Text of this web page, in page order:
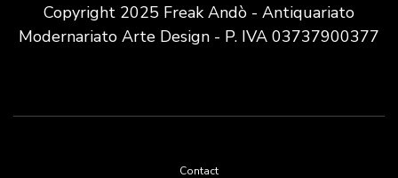
Copyright 2025 Freak Andò - Antiquariato
Modernariato Arte Design - P. IVA 03737900377
Contact